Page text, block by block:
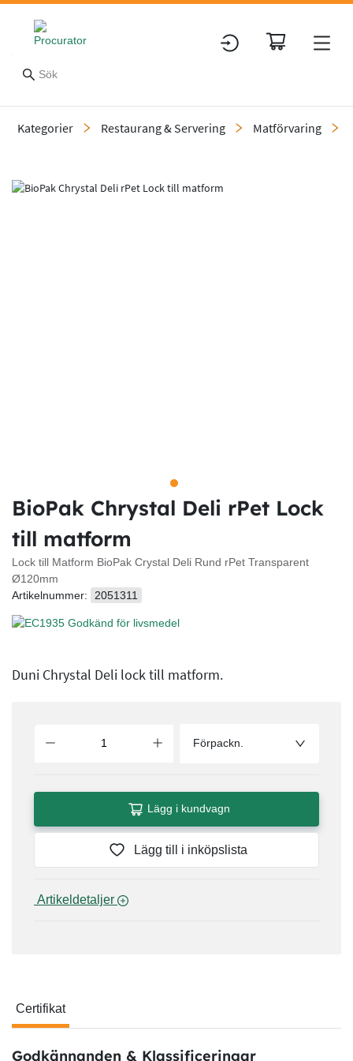
Kategorier Restaurang & Servering Matförvaring
Slide 1 of 1
BioPak Chrystal Deli rPet Lock
till matform
Lock till Matform BioPak Crystal Deli Rund rPet Transparent
Ø120mm
Artikelnummer:
2051311
Duni Chrystal Deli lock till matform.
Förpackn.
Lägg i kundvagn
Lägg till i inköpslista
Certifikat
Godkännanden & Klassificeringar